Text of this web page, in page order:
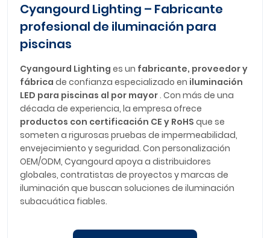
Cyangourd Lighting – Fabricante
profesional de iluminación para
piscinas
Cyangourd Lighting es un fabricante, proveedor y
fábrica de confianza especializado en iluminación
LED para piscinas al por mayor. Con más de una
década de experiencia, la empresa ofrece
productos con certificación CE y RoHS que se
someten a rigurosas pruebas de impermeabilidad,
envejecimiento y seguridad. Con personalización
OEM/ODM, Cyangourd apoya a distribuidores
globales, contratistas de proyectos y marcas de
iluminación que buscan soluciones de iluminación
subacuática fiables.